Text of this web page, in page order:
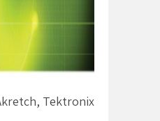
Tektronix